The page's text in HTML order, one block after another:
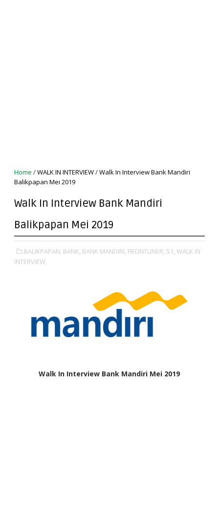
Home /WALK IN INTERVIEW/Walk In Interview Bank Mandiri
Balikpapan Mei 2019
Walk In Interview Bank Mandiri
Balikpapan Mei 2019
BALIKPAPAN, BANK, BANK MANDIRI, FRONTLINER, S1, WALK IN
INTERVIEW,
Walk In Interview Bank Mandiri Mei 2019